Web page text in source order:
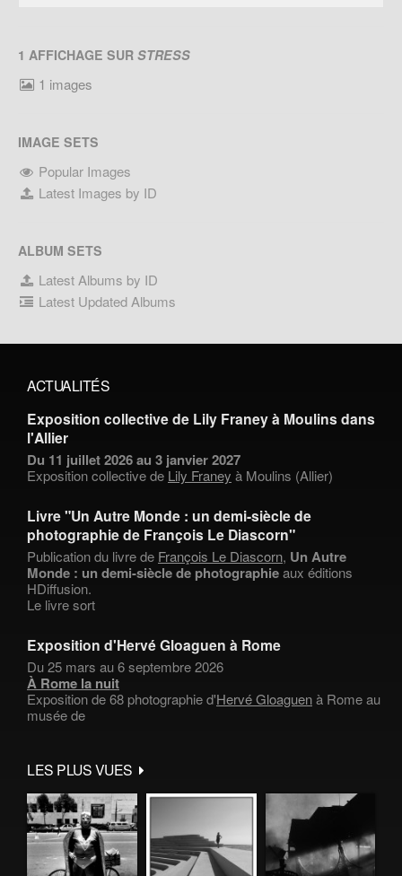
1 AFFICHAGE SUR STRESS
1 images
IMAGE SETS
Popular Images
Latest Images by ID
ALBUM SETS
Latest Albums by ID
Latest Updated Albums
ACTUALITÉS
Exposition collective de Lily Franey à Moulins dans
l'Allier
Du 11 juillet 2026 au 3 janvier 2027
Exposition collective de Lily Franey à Moulins (Allier)
Livre "Un Autre Monde : un demi-siècle de
photographie de François Le Diascorn"
Publication du livre de François Le Diascorn, Un Autre
Monde : un demi-siècle de photographieaux éditions
HDiffusion.
Le livre sort
Exposition d'Hervé Gloaguen à Rome
Du 25 mars au 6 septembre 2026
À Rome la nuit
Exposition de 68 photographie d'Hervé Gloaguenà Rome au
musée de
LES PLUS VUES